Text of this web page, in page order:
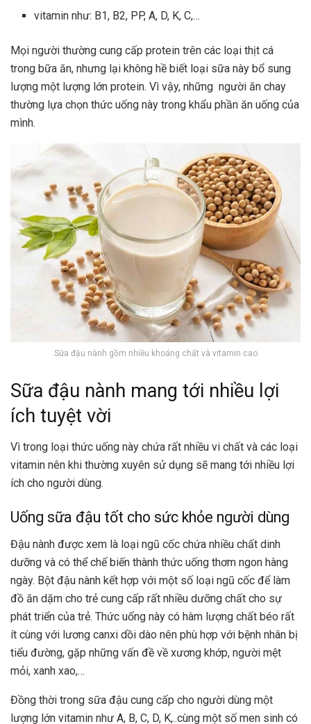
vitamin như: B1, B2, PP, A, D, K, C,…
Mọi người thường cung cấp protein trên các loại thịt cá
trong bữa ăn, nhưng lại không hề biết loại sữa này bổ sung
lượng một lượng lớn protein. Vì vậy, những người ăn chay
thường lựa chọn thức uống này trong khẩu phần ăn uống của
mình.
Sữa đậu nành gồm nhiều khoáng chất và vitamin cao
Sữa đậu nành mang tới nhiều lợi
ích tuyệt vời
Vì trong loại thức uống này chứa rất nhiều vi chất và các loại
vitamin nên khi thường xuyên sử dụng sẽ mang tới nhiều lợi
ích cho người dùng.
Uống sữa đậu tốt cho sức khỏe người dùng
Đậu nành được xem là loại ngũ cốc chứa nhiều chất dinh
dưỡng và có thể chế biến thành thức uống thơm ngon hàng
ngày. Bột đậu nành kết hợp với một số loại ngũ cốc để làm
đồ ăn dặm cho trẻ cung cấp rất nhiều dưỡng chất cho sự
phát triển của trẻ. Thức uống này có hàm lượng chất béo rất
ít cùng với lương canxi dồi dào nên phù hợp với bệnh nhân bị
tiểu đường, gặp những vấn đề về xương khớp, người mệt
mỏi, xanh xao,…
Đồng thời trong sữa đậu cung cấp cho người dùng một
lượng lớn vitamin như A, B, C, D, K,..cùng một số men sinh có